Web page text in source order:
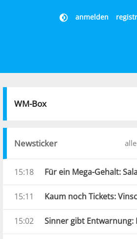
anmelden
WM-Box
Newsticker
15:18
15:11
15:02